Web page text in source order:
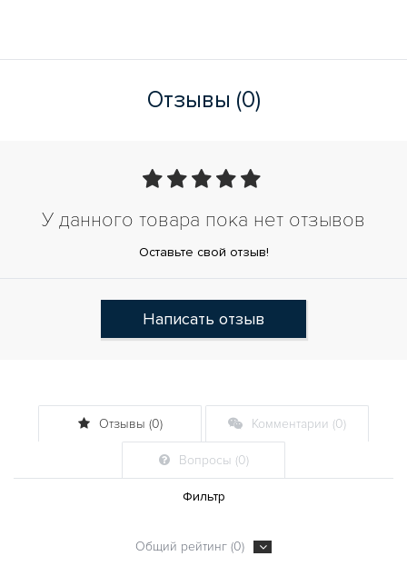
Отзывы (0)
У данного товара пока нет отзывов
Оставьте свой отзыв!
Написать отзыв
Отзывы (0) Комментарии (0)
Вопросы (0)
Фильтр
Общий рейтинг (0)